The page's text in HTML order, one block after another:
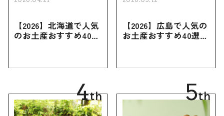
【2026】北海道で人気
のお土産おすすめ40選
買えない限定品、女性
【2026】広島で人気の
お土産おすすめ40選｜
き用、女性向けまで幅
4th 5th